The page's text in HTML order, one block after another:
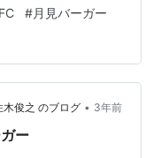
#月見バーガー
俊之 のブログ • 3年前
ー